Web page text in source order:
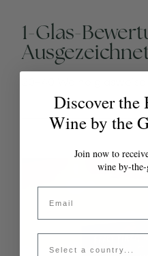
1-Glas-
Discover the
Wine by the
Join now to
wine by-the-
Email
Country